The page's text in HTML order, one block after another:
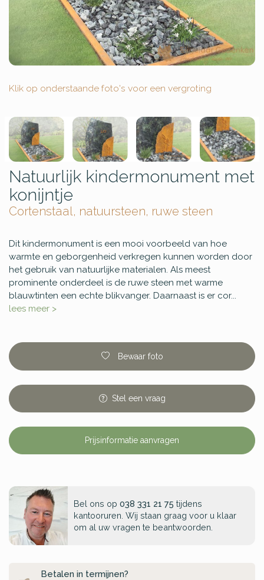
Klik op onderstaande foto's voor een vergroting
Natuurlijk kindermonument met
konijntje
Cortenstaal, natuursteen, ruwe steen
Dit kindermonument is een mooi voorbeeld van hoe
warmte en geborgenheid verkregen kunnen worden door
het gebruik van natuurlijke materialen. Als meest
prominente onderdeel is de ruwe steen met warme
blauwtinten een echte blikvanger. Daarnaast is er cor...
lees meer >
Bewaar foto
Stel een vraag
Prijsinformatie aanvragen
Bel ons op 038 331 21 75 tijdens
kantooruren. Wij staan graag voor u klaar
om al uw vragen te beantwoorden.
Betalen in termijnen?